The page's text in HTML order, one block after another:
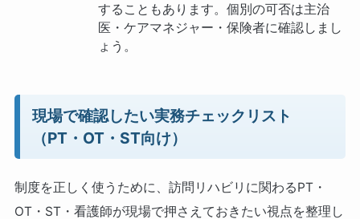
することもあります。個別の可否は主治
医・ケアマネジャー・保険者に確認しまし
ょう。
現場で確認したい実務チェックリスト
（PT・OT・ST向け）
制度を正しく使うために、訪問リハビリに関わるPT・
OT・ST・看護師が現場で押さえておきたい視点を整理し